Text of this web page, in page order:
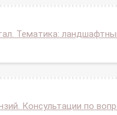
Тематика:
Консультации по